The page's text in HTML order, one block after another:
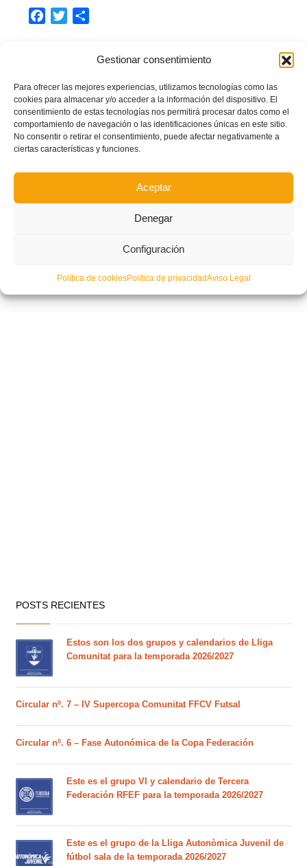
Gestionar consentimiento
Para ofrecer las mejores experiencias, utilizamos tecnologías como las
cookies para almacenar y/o acceder a la información del dispositivo. El
consentimiento de estas tecnologías nos permitirá procesar datos como el
comportamiento de navegación o las identificaciones únicas en este sitio.
No consentir o retirar el consentimiento, puede afectar negativamente a
ciertas características y funciones.
Aceptar
Denegar
Configuración
Política de cookiesPolítica de privacidadAviso Legal
Facebook
Twitter
CASA DE LA CULTURA EL PUIG
EL PUIG DE SANTA MARÍA FFCV FIFA
FUTFEM LA LIGA
SPANISH PRO FOOTBALL VALENCIA CF FÉMINAS
NOTICIAS FFCV
POSTS RECIENTES
Estos son los dos grupos y calendarios de Lliga
Comunitat para la temporada 2026/2027
Circular nº. 7 – IV Supercopa Comunitat FFCV Futsal
Circular nº. 6 – Fase Autonómica de la Copa Federación
Este es el grupo VI y calendario de Tercera
Federación RFEF para la temporada 2026/2027
Este es el grupo de la Lliga Autonòmica Juvenil de
fútbol sala de la temporada 2026/2027